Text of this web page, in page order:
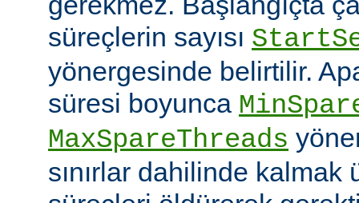
süreçlerin sayısı
yönergesinde belirtilir.
süresi boyunca
MaxSpareThreads
sınırlar dahilinde